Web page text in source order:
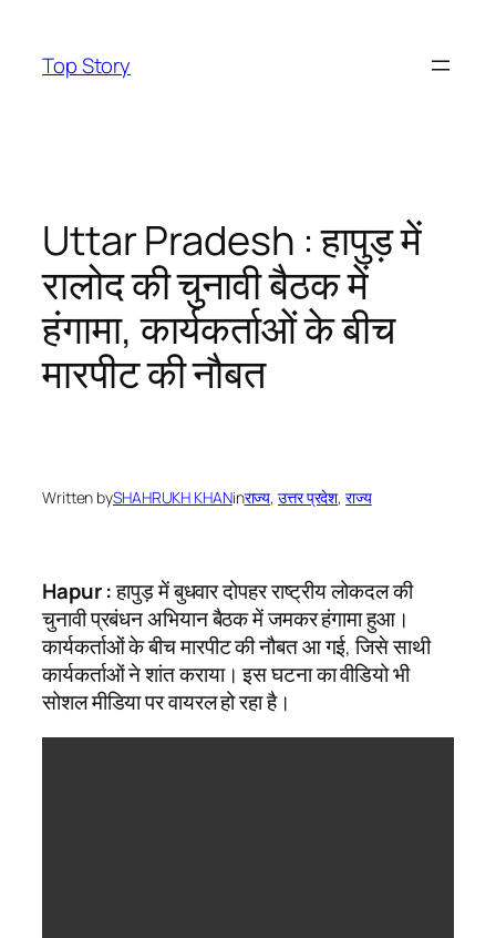
content
Top Story
Uttar Pradesh : हापुड़ में
रालोद की चुनावी बैठक में
हंगामा, कार्यकर्ताओं के बीच
मारपीट की नौबत
Written bySHAHRUKH KHANinराज्य, उत्तर प्रदेश, राज्य
Hapur :हापुड़ में बुधवार दोपहर राष्ट्रीय लोकदल की
चुनावी प्रबंधन अभियान बैठक में जमकर हंगामा हुआ।
कार्यकर्ताओं के बीच मारपीट की नौबत आ गई, जिसे साथी
कार्यकर्ताओं ने शांत कराया। इस घटना का वीडियो भी
सोशल मीडिया पर वायरल हो रहा है।